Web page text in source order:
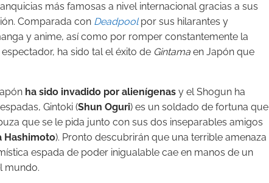
más famosas a nivel internacional gracias a sus
Comparada con Deadpoolpor sus hilarantes y
y anime, así como por romper constantemente la
ha sido tal el éxito de Gintama en Japón que
ha sido invadido por alienígenas y el Shogun ha
Gintoki (Shun Oguri) es un soldado de fortuna que
que se le pida junto con sus dos inseparables amigos
Hashimoto). Pronto descubrirán que una terrible amenaza
espada de poder inigualable cae en manos de un
mundo.